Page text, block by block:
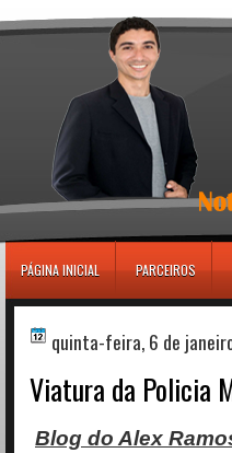
PÁGINA INICIAL PARCEIROS
quinta-feira, 6 de
Viatura da Policia
Blog do Alex